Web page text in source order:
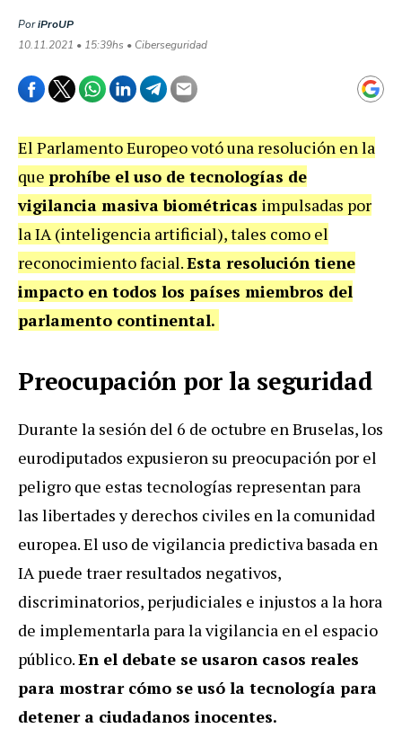
PoriProUP
10.11.2021 • 15:39hs • Ciberseguridad
El Parlamento Europeo votó una resolución en la
que prohíbe el uso de tecnologías de
vigilancia masiva biométricas impulsadas por
la IA (inteligencia artificial), tales como el
reconocimiento facial.Esta resolución tiene
impacto en todos los países miembros del
parlamento continental.
Preocupación por la seguridad
Durante la sesión del 6 de octubre en Bruselas, los
eurodiputados expusieron su preocupación por el
peligro que estas tecnologías representan para
las libertades y derechos civiles en la comunidad
europea. El uso de vigilancia predictiva basada en
IA puede traer resultados negativos,
discriminatorios, perjudiciales e injustos a la hora
de implementarla para la vigilancia en el espacio
público.En el debate se usaron casos reales
para mostrar cómo se usó la tecnología para
detener a ciudadanos inocentes.